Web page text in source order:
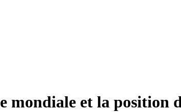
et la position